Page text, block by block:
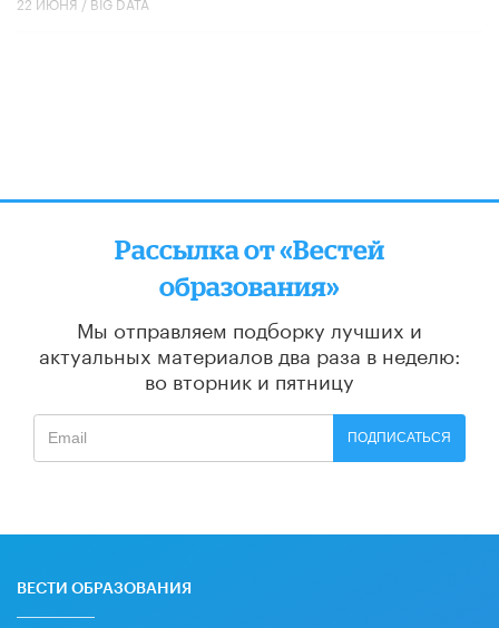
Рассылка от «Вестей
образования»
Мы отправляем подборку лучших и
актуальных материалов два раза в неделю:
во вторник и пятницу
ПОДПИСАТЬСЯ
ВЕСТИ ОБРАЗОВАНИЯ